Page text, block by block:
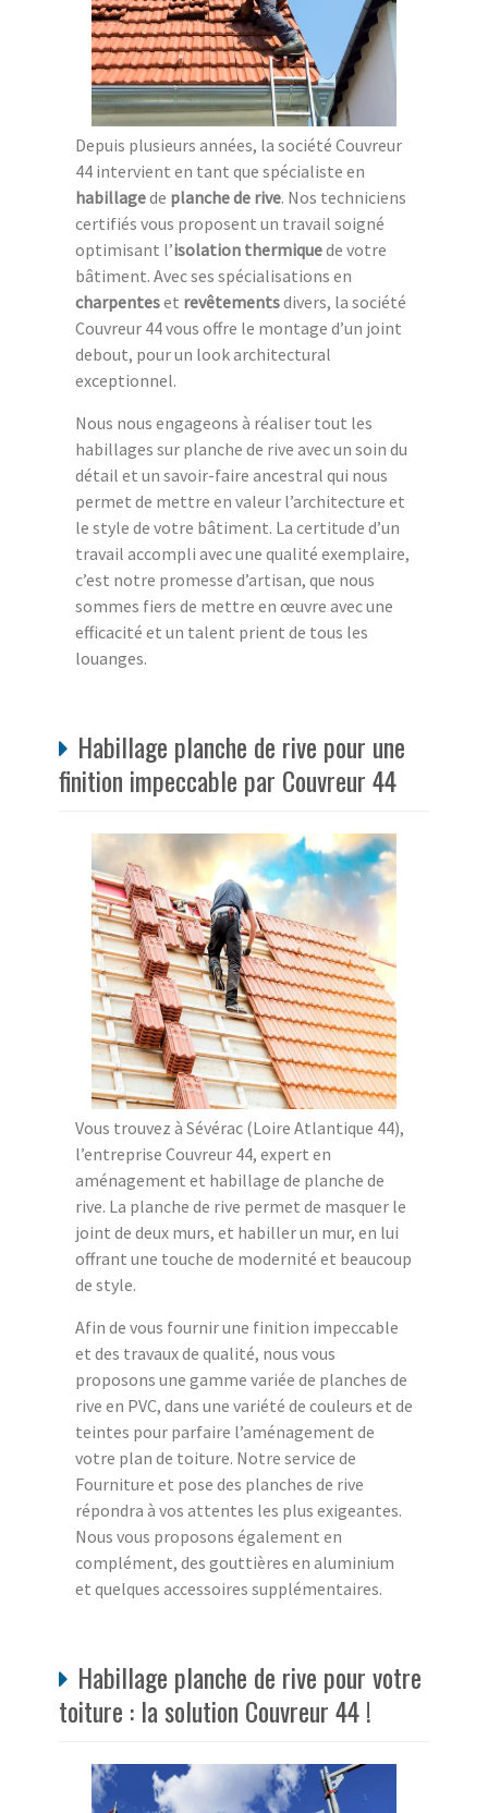
Depuis plusieurs années, la société Couvreur
44 intervient en tant que spécialiste en
habillagede planche de rive. Nos techniciens
certifiés vous proposent un travail soigné
optimisant l’isolation thermiquede votre
bâtiment. Avec ses spécialisations en
charpenteset revêtementsdivers, la société
Couvreur 44 vous offre le montage d’un joint
debout, pour un look architectural
exceptionnel.
Nous nous engageons à réaliser tout les
habillages sur planche de rive avec un soin du
détail et un savoir-faire ancestral qui nous
permet de mettre en valeur l’architecture et
le style de votre bâtiment. La certitude d’un
travail accompli avec une qualité exemplaire,
c’est notre promesse d’artisan, que nous
sommes fiers de mettre en œuvre avec une
efficacité et un talent prient de tous les
louanges.
Habillage planche de rive pour une
finition impeccable par Couvreur 44
Vous trouvez à Sévérac (Loire Atlantique 44),
l’entreprise Couvreur 44, expert en
aménagement et habillage de planche de
rive. La planche de rive permet de masquer le
joint de deux murs, et habiller un mur, en lui
offrant une touche de modernité et beaucoup
de style.
Afin de vous fournir une finition impeccable
et des travaux de qualité, nous vous
proposons une gamme variée de planches de
rive en PVC, dans une variété de couleurs et de
teintes pour parfaire l’aménagement de
votre plan de toiture. Notre service de
Fourniture et pose des planches de rive
répondra à vos attentes les plus exigeantes.
Nous vous proposons également en
complément, des gouttières en aluminium
et quelques accessoires supplémentaires.
Habillage planche de rive pour votre
toiture : la solution Couvreur 44 !